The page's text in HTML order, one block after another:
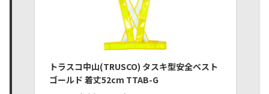
トラスコ中山(TRUSCO) タスキ型安全ベスト
ゴールド 着丈52cm TTAB-G